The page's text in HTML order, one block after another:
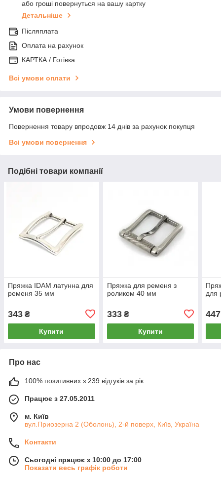
або гроші повернуться на вашу картку
Детальніше
Післяплата
Оплата на рахунок
КАРТКА / Готівка
Всі умови оплати
Умови повернення
Повернення товару впродовж 14 днів за рахунок покупця
Всі умови повернення
Подібні товари компанії
Пряжка IDAM латунна для
ременя 35 мм
343 ₴
Купити
Пряжка для ременя з
роликом 40 мм
333₴
Купити
для
447
Про нас
100% позитивних з 239 відгуків за рік
Працює з 27.05.2011
м. Київ
вул.Приозерна 2 (Оболонь), 2-й поверх, Київ, Україна
Контакти
Сьогодні працює з 10:00 до 17:00
Показати весь графік роботи